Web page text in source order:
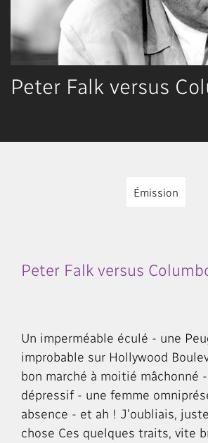
Peter Falk versus
Émission
Peter Falk versus
Un imperméable éculé - une
improbable sur Hollywood
bon marché à moitié mâchonné
dépressif - une femme
absence - et ah ! J'oubliais,
chose Ces quelques traits, vite